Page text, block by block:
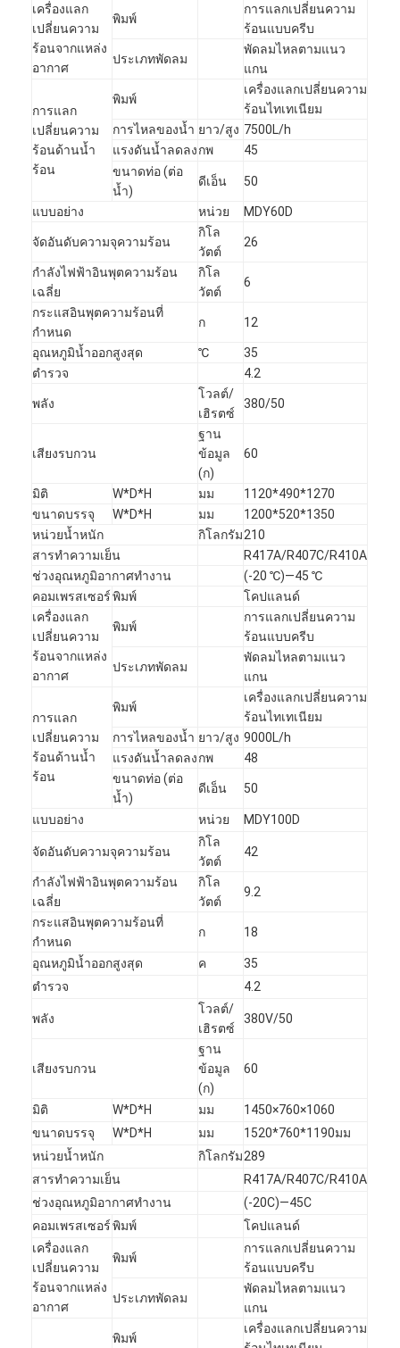
เครื่องแลก
เปลี่ยนความ
ร้อนจากแหล่ง
อากาศ
พิมพ์
การแลกเปลี่ยนความ
ร้อนแบบครีบ
ประเภทพัดลม
พัดลมไหลตามแนว
แกน
การแลก
เปลี่ยนความ
ร้อนด้านน้ำ
ร้อน
พิมพ์
เครื่องแลกเปลี่ยนความ
ร้อนไทเทเนียม
การไหลของน้ำ ยาว/สูง 7500L/h
แรงดันน้ำลดลงกพ
45
ขนาดท่อ (ต่อ
น้ำ)
ดีเอ็น 50
แบบอย่าง หน่วย MDY60D
จัดอันดับความจุความร้อน
กิโล
วัตต์
26
กำลังไฟฟ้าอินพุตความร้อน
เฉลี่ย
กิโล
วัตต์
6
กระแสอินพุตความร้อนที่
กำหนด
ก 12
อุณหภูมิน้ำออกสูงสุด ℃
35
ตำรวจ
4.2
พลัง
โวลต์/
เฮิรตซ์
380/50
เสียงรบกวน
ฐาน
ข้อมูล
(ก)
60
มิติ W*D*H มม
1120*490*1270
ขนาดบรรจุ
W*D*H มม
1200*520*1350
หน่วยน้ำหนัก
กิโลกรัม210
สารทำความเย็น
R417A/R407C/R410A
ช่วงอุณหภูมิอากาศทำงาน
(-20 ℃)—45 ℃
คอมเพรสเซอร์ พิมพ์
โคปแลนด์
เครื่องแลก
เปลี่ยนความ
ร้อนจากแหล่ง
อากาศ
พิมพ์
การแลกเปลี่ยนความ
ร้อนแบบครีบ
ประเภทพัดลม
พัดลมไหลตามแนว
แกน
การแลก
เปลี่ยนความ
ร้อนด้านน้ำ
ร้อน
พิมพ์
เครื่องแลกเปลี่ยนความ
ร้อนไทเทเนียม
การไหลของน้ำ ยาว/สูง 9000L/h
แรงดันน้ำลดลงกพ
48
ขนาดท่อ (ต่อ
น้ำ)
ดีเอ็น 50
แบบอย่าง หน่วย MDY100D
จัดอันดับความจุความร้อน
กิโล
วัตต์
42
กำลังไฟฟ้าอินพุตความร้อน
เฉลี่ย
กิโล
วัตต์
9.2
กระแสอินพุตความร้อนที่
กำหนด
ก 18
อุณหภูมิน้ำออกสูงสุด ค
35
ตำรวจ
4.2
พลัง
โวลต์/
เฮิรตซ์
380V/50
เสียงรบกวน
ฐาน
ข้อมูล
(ก)
60
มิติ W*D*H มม
1450×760×1060
ขนาดบรรจุ
W*D*H มม
1520*760*1190มม
หน่วยน้ำหนัก
กิโลกรัม289
สารทำความเย็น
R417A/R407C/R410A
ช่วงอุณหภูมิอากาศทำงาน
(-20C)—45C
คอมเพรสเซอร์ พิมพ์
โคปแลนด์
เครื่องแลก
เปลี่ยนความ
ร้อนจากแหล่ง
อากาศ
พิมพ์
การแลกเปลี่ยนความ
ร้อนแบบครีบ
ประเภทพัดลม
พัดลมไหลตามแนว
แกน
พิมพ์
เครื่องแลกเปลี่ยนความ